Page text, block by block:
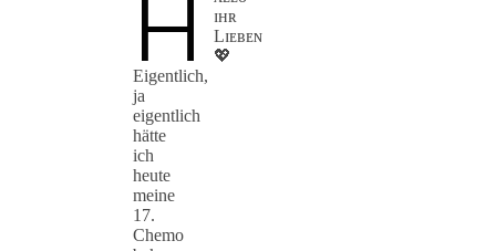
H
ɪʜʀ
Lɪᴇʙᴇɴ
💖
Eigentlich,
ja
eigentlich
hätte
ich
heute
meine
17.
Chemo